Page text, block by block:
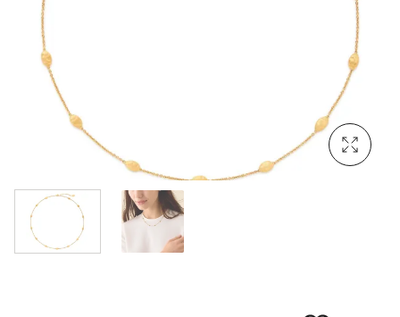
Mehr erfahren: Ikonische Uhren von Cartier
Rolex Certified Pre-Owned entdecken